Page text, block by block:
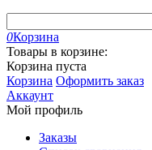
0Корзина
Товары в корзине:
Корзина пуста
Корзина Оформить заказ
Аккаунт
Мой профиль
Заказы